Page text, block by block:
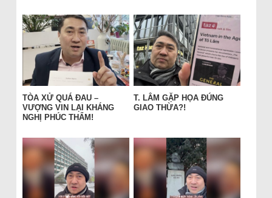
TÒA XỬ QUÁ ĐAU –
VƯỢNG VIN LẠI KHÁNG
NGHỊ PHÚC THẨM!
T. LÂM GẶP HỌA ĐÚNG
GIAO THỪA?!